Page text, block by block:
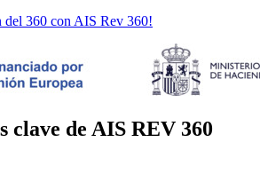
del 360 con AIS Rev 360!
clave de AIS REV 360